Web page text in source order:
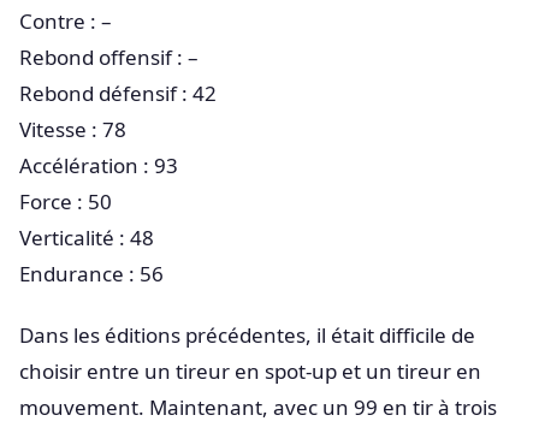
Contre : –
Rebond offensif : –
Rebond défensif : 42
Vitesse : 78
Accélération : 93
Force : 50
Verticalité : 48
Endurance : 56
Dans les éditions précédentes, il était difficile de
choisir entre un tireur en spot-up et un tireur en
mouvement. Maintenant, avec un 99 en tir à trois